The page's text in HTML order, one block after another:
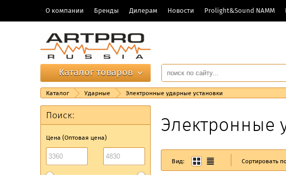
О компании Бренды Дилерам Новости Prolight&Sound NAMM
Каталог товаров
Каталог Ударные Электронные ударные установки
Поиск:
Цена (Оптовая цена)
Электронные
Вид: Сортировать